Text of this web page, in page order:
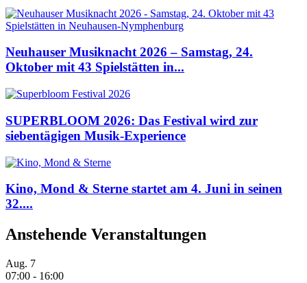
Neuhauser Musiknacht 2026 – Samstag, 24.
Oktober mit 43 Spielstätten in...
SUPERBLOOM 2026: Das Festival wird zur
siebentägigen Musik-Experience
Kino, Mond & Sterne startet am 4. Juni in seinen
32....
Anstehende Veranstaltungen
Aug. 7
07:00 - 16:00